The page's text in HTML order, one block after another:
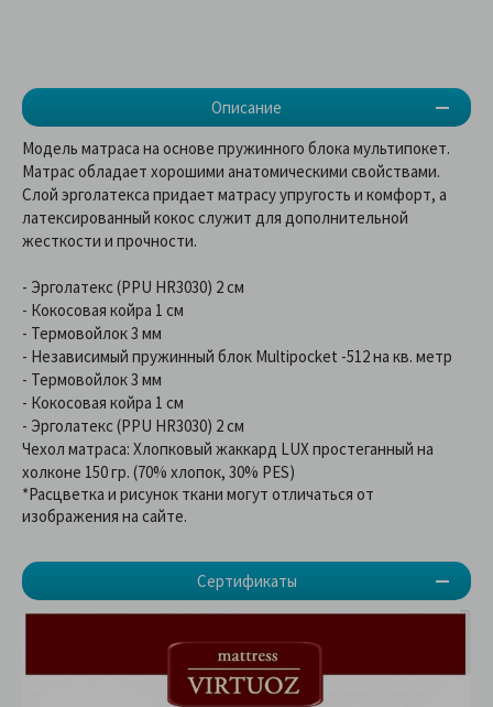
Описание
Сертификаты
Модель матраса на основе пружинного блока мультипокет.
Матрас обладает хорошими анатомическими свойствами.
Слой эрголатекса придает матрасу упругость и комфорт, а
латексированный кокос служит для дополнительной
жесткости и прочности.
- Эрголатекс (PPU HR3030) 2 см
- Кокосовая койра 1 см
- Термовойлок 3 мм
- Независимый пружинный блок Multipocket -512 на кв. метр
- Термовойлок 3 мм
- Кокосовая койра 1 см
- Эрголатекс (PPU HR3030) 2 см
Чехол матраса: Хлопковый жаккард LUX простеганный на
холконе 150 гр. (70% хлопок, 30% PES)
*Расцветка и рисунок ткани могут отличаться от
изображения на сайте.